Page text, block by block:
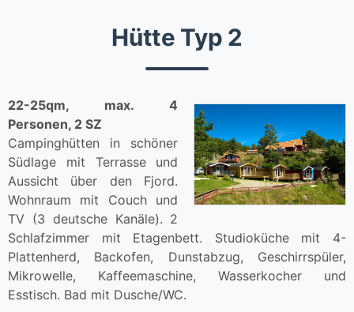
Hütte Typ 2
22-25qm, max. 4
Personen, 2 SZ
Campinghütten in schöner
Südlage mit Terrasse und
Aussicht über den Fjord.
Wohnraum mit Couch und
TV (3 deutsche Kanäle). 2
Schlafzimmer mit Etagenbett. Studioküche mit 4-
Plattenherd, Backofen, Dunstabzug, Geschirrspüler,
Mikrowelle, Kaffeemaschine, Wasserkocher und
Esstisch. Bad mit Dusche/WC.